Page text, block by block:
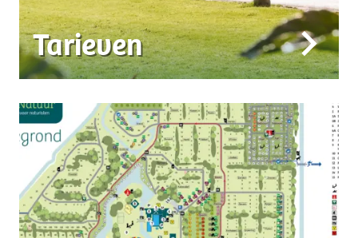
Tarieven